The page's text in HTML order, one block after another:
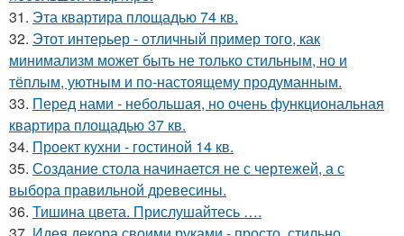
31. Эта квартира площадью 74 кв.
32. Этот интерьер - отличный пример того, как
минимализм может быть не только стильным, но и
тёплым, уютным и по-настоящему продуманным.
33. Перед нами - небольшая, но очень функциональная
квартира площадью 37 кв.
34. Проект кухни - гостиной 14 кв.
35. Создание стола начинается не с чертежей, а с
выбора правильной древесины.
36. Тишина цвета. Прислушайтесь ….